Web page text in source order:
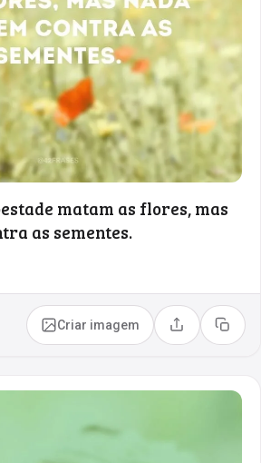
matam as flores, mas
as sementes.
Criar imagem Compartilhar
Copiar